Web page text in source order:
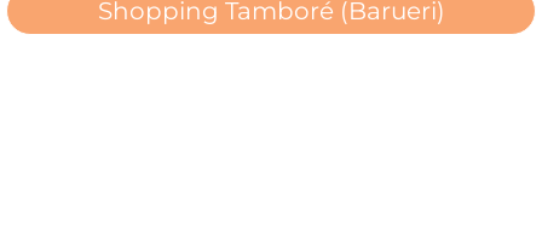
Shopping Tamboré (Barueri)